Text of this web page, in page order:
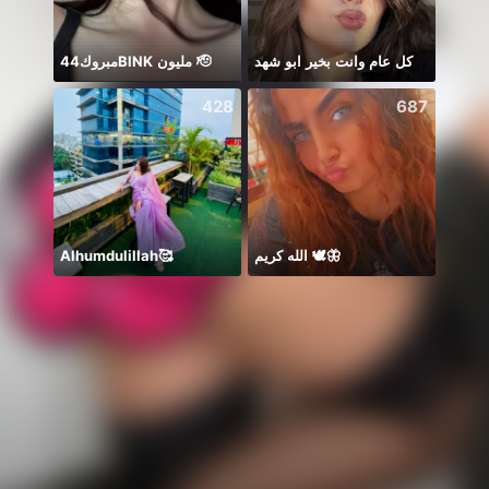
مبروك44BlNK مليون 🫡 كل عام وانت بخير ابو شهد
428
Alhumdulillah🥰
687
الله كريم 🕊️🦋